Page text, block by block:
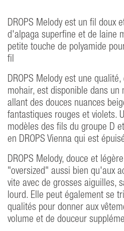
DROPS Melody est un fil doux
d'alpaga superfine et de laine
petite touche de polyamide
fil
DROPS Melody est une
mohair, est disponible dans un
allant des douces nuances
fantastiques rouges et violets.
modèles des fils du groupe D
en DROPS Vienna qui est
DROPS Melody, douce et
"oversized" aussi bien qu'aux
vite avec de grosses aiguilles,
lourd. Elle peut également se
qualités pour donner aux
volume et de douceur